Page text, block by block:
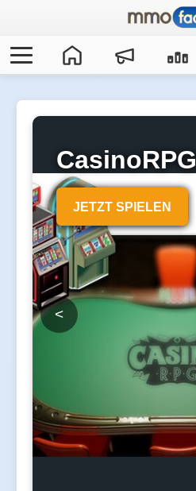
CasinoRPG
JETZT SPIELEN
<